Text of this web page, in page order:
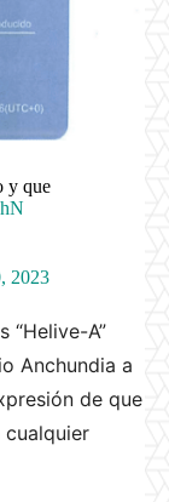
y que
2023
“Helive-A”
Anchundia a
de que
cualquier